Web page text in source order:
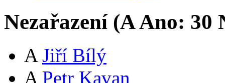
Nezařazení (AAno: 30
A Jiří Bílý
A Petr Kavan